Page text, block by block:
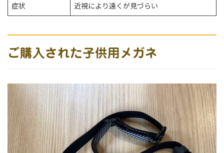
症状
近視により遠くが見づらい
ご購入された子供用メガネ